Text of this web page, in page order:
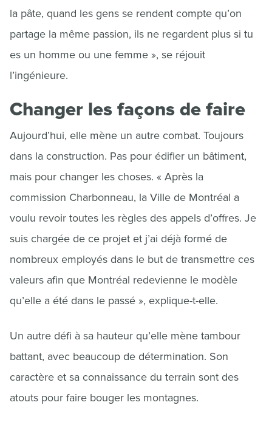
la pâte, quand les gens se rendent compte qu’on
partage la même passion, ils ne regardent plus si tu
es un homme ou une femme », se réjouit
l’ingénieure.
Changer les façons de faire
Aujourd’hui, elle mène un autre combat. Toujours
dans la construction. Pas pour édifier un bâtiment,
mais pour changer les choses. « Après la
commission Charbonneau, la Ville de Montréal a
voulu revoir toutes les règles des appels d’offres. Je
suis chargée de ce projet et j’ai déjà formé de
nombreux employés dans le but de transmettre ces
valeurs afin que Montréal redevienne le modèle
qu’elle a été dans le passé », explique-t-elle.
Un autre défi à sa hauteur qu’elle mène tambour
battant, avec beaucoup de détermination. Son
caractère et sa connaissance du terrain sont des
atouts pour faire bouger les montagnes.